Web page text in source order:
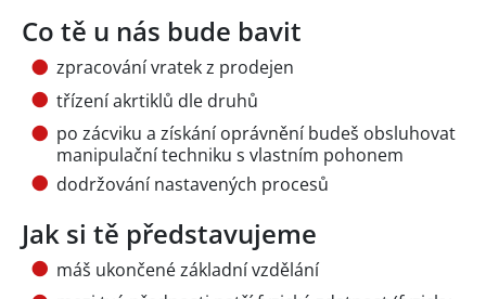
Co tě u nás bude bavit
zpracování vratek z prodejen
třízení akrtiklů dle druhů
po zácviku a získání oprávnění budeš obsluhovat
manipulační techniku s vlastním pohonem
dodržování nastavených procesů
Jak si tě představujeme
máš ukončené základní vzdělání